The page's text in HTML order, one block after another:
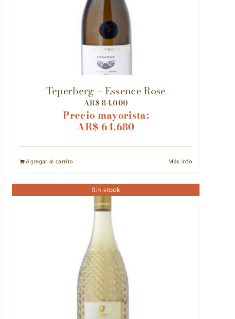
Teperberg – Essence Rose
AR$ 84.000
Precio mayorista:
AR$ 64.680
Agregar al carrito Más info
Sin stock